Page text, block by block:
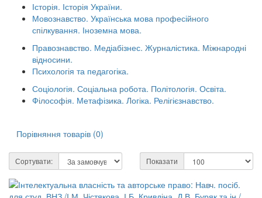
Історія. Історія України.
Мовознавство. Українська мова професійного
спілкування. Іноземна мова.
Правознавство. Медіабізнес. Журналістика. Міжнародні
відносини.
Психологія та педагогіка.
Соціологія. Соціальна робота. Політологія. Освіта.
Філософія. Метафізика. Логіка. Релігієзнавство.
Порівняння товарів (0)
Сортувати: Показати